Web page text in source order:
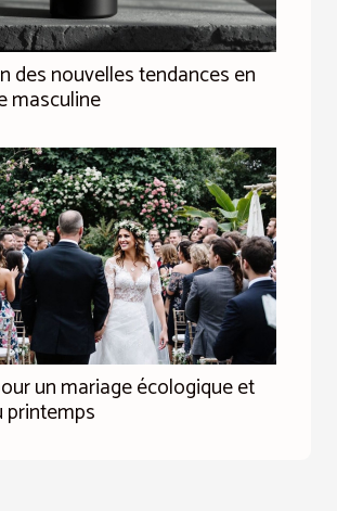
des nouvelles tendances en
masculine
un mariage écologique et
printemps